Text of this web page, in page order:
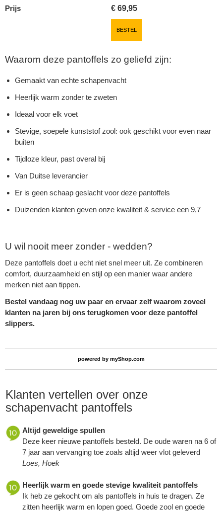
Prijs
€ 69,95
BESTEL
Waarom deze pantoffels zo geliefd zijn:
Gemaakt van echte schapenvacht
Heerlijk warm zonder te zweten
Ideaal voor elk voet
Stevige, soepele kunststof zool: ook geschikt voor even naar
buiten
Tijdloze kleur, past overal bij
Van Duitse leverancier
Er is geen schaap geslacht voor deze pantoffels
Duizenden klanten geven onze kwaliteit & service een 9,7
U wil nooit meer zonder - wedden?
Deze pantoffels doet u echt niet snel meer uit. Ze combineren
comfort, duurzaamheid en stijl op een manier waar andere
merken niet aan tippen.
Bestel vandaag nog uw paar en ervaar zelf waarom zoveel
klanten na jaren bij ons terugkomen voor deze pantoffel
slippers.
powered by myShop.com
Klanten vertellen over onze
schapenvacht pantoffels
Altijd geweldige spullen
Deze keer nieuwe pantoffels besteld. De oude waren na 6 of
7 jaar aan vervanging toe zoals altijd weer vlot geleverd
Loes, Hoek
Heerlijk warm en goede stevige kwaliteit pantoffels
Ik heb ze gekocht om als pantoffels in huis te dragen. Ze
zitten heerlijk warm en lopen goed. Goede zool en goede